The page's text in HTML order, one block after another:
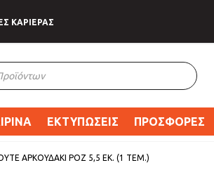
ΚΑΡΙΕΡΑΣ
ΕΚΤΥΠΩΣΕΙΣ ΠΡΟΣΦΟΡΕΣ
ΑΡΚΟΥΔΆΚΙ ΡΟΖ 5,5 ΕΚ. (1 ΤΕΜ.)